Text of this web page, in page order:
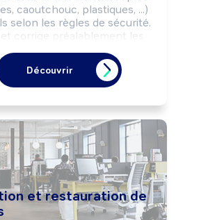
caoutchouc, plastiques, ...)
selon les règles de sécurité.
corrige préalablement les
matériau employé.
Découvrir
et restauration de